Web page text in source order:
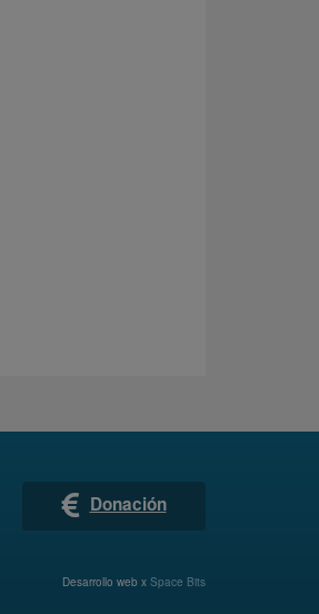
Donación
Desarrollo web x Space Bits